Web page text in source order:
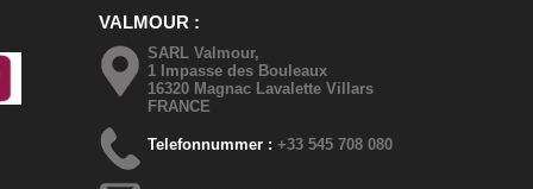
VALMOUR
SARL Valmour,
1 Impasse des Bouleaux
16320 Magnac Lavalette Villars
FRANCE
Telefonnummer :+33 545 708 080